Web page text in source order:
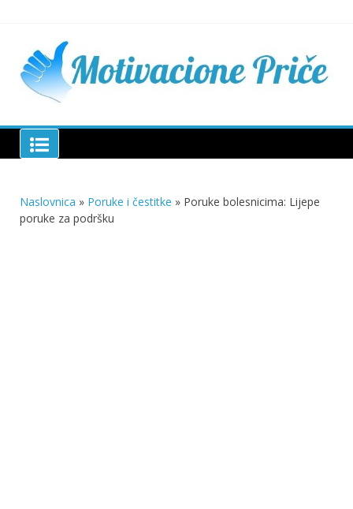
Motivacione Priče
Naslovnica » Poruke i čestitke » Poruke bolesnicima: Lijepe
poruke za podršku